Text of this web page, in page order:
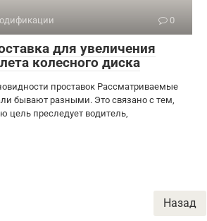
0
для увеличения
колесного диска
проставок Рассматриваемые
бывают разными. Это связано с тем,
цель преследует водитель,
Назад